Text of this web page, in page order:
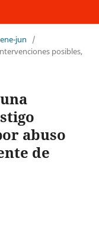
jun
/
posibles,
abuso
de